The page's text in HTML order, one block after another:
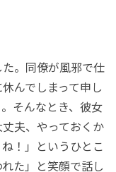
。同僚が風邪で仕
んでしまって申し
そんなとき、彼女
夫、やっておくか
！」というひとこ
た」と笑顔で話し